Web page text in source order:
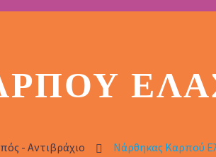
- Αντιβράχιο Νάρθηκας Καρπού